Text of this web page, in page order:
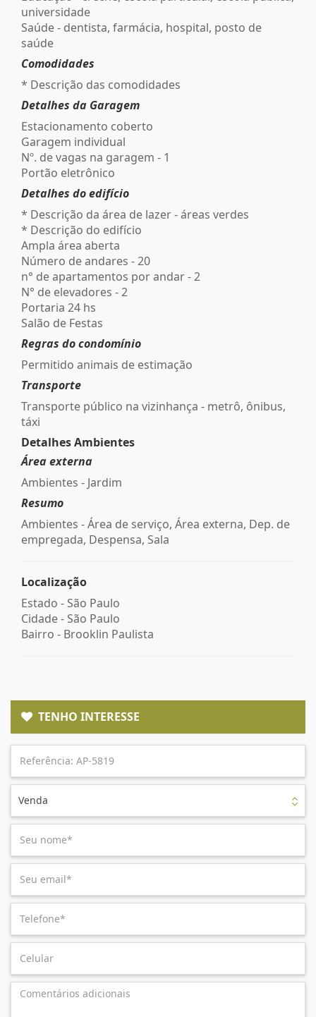
universidade
Saúde - dentista, farmácia, hospital, posto de
saúde
Comodidades
* Descrição das comodidades
Detalhes da Garagem
Estacionamento coberto
Garagem individual
Nº. de vagas na garagem - 1
Portão eletrônico
Detalhes do edifício
* Descrição da área de lazer - áreas verdes
* Descrição do edifício
Ampla área aberta
Número de andares - 20
n° de apartamentos por andar - 2
N° de elevadores - 2
Portaria 24 hs
Salão de Festas
Regras do condomínio
Permitido animais de estimação
Transporte
Transporte público na vizinhança - metrô, ônibus,
táxi
Detalhes Ambientes
Área externa
Ambientes - Jardim
Resumo
Ambientes - Área de serviço, Área externa, Dep. de
empregada, Despensa, Sala
Localização
Estado - São Paulo
Cidade - São Paulo
Bairro - Brooklin Paulista
TENHO INTERESSE
Venda